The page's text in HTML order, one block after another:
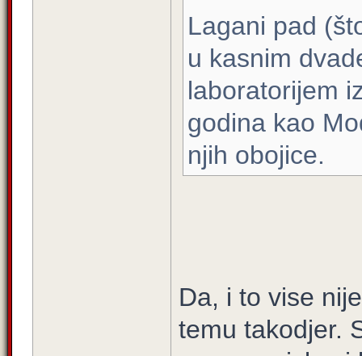
Lagani pad
u kasnim
laboratorijem
godina kao
njih obojice.
Da, i to vise
temu takodjer.